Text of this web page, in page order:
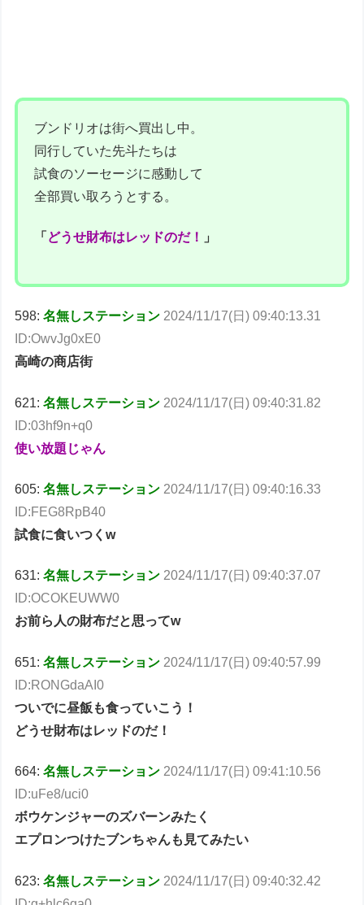
ブンドリオは街へ買出し中。
同行していた先斗たちは
試食のソーセージに感動して
全部買い取ろうとする。
「 どうせ財布はレッドのだ！ 」
598:名無しステーション 2024/11/17(日) 09:40:13.31
ID:OwvJg0xE0
高崎の商店街
621:名無しステーション 2024/11/17(日) 09:40:31.82
ID:03hf9n+q0
使い放題じゃん
605:名無しステーション 2024/11/17(日) 09:40:16.33
ID:FEG8RpB40
試食に食いつくw
631:名無しステーション 2024/11/17(日) 09:40:37.07
ID:OCOKEUWW0
お前ら人の財布だと思ってw
651:名無しステーション 2024/11/17(日) 09:40:57.99
ID:RONGdaAI0
ついでに昼飯も食っていこう！
どうせ財布はレッドのだ！
664:名無しステーション 2024/11/17(日) 09:41:10.56
ID:uFe8/uci0
ボウケンジャーのズバーンみたく
エプロンつけたブンちゃんも見てみたい
623:名無しステーション 2024/11/17(日) 09:40:32.42